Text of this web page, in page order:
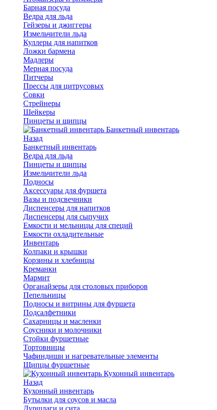
Барная посуда
Ведра для льда
Гейзеры и джиггеры
Измельчители льда
Куллеры для напитков
Ложки бармена
Мадлеры
Мерная посуда
Питчеры
Прессы для цитрусовых
Совки
Стрейнеры
Шейкеры
Пинцеты и щипцы
Банкетный инвентарь
Назад
Банкетный инвентарь
Ведра для льда
Пинцеты и щипцы
Измельчители льда
Подносы
Аксессуары для фуршета
Вазы и подсвечники
Диспенсеры для напитков
Диспенсеры для сыпучих
Емкости и мельницы для специй
Емкости охладительные
Инвентарь
Колпаки и крышки
Корзины и хлебницы
Креманки
Мармит
Органайзеры для столовых приборов
Пепельницы
Подносы и витрины для фуршета
Подсалфетники
Сахарницы и масленки
Соусники и молочники
Стойки фуршетные
Тортовницы
Чафиндиши и нагревательные элементы
Щипцы фуршетные
Кухонный инвентарь
Назад
Кухонный инвентарь
Бутылки для соусов и масла
Дуршлаги и сита